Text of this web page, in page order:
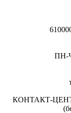
ПН-
КОНТАКТ-ЦЕНТР